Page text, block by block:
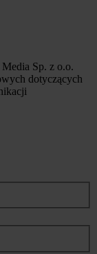
Sp. z o.o.
dotyczących